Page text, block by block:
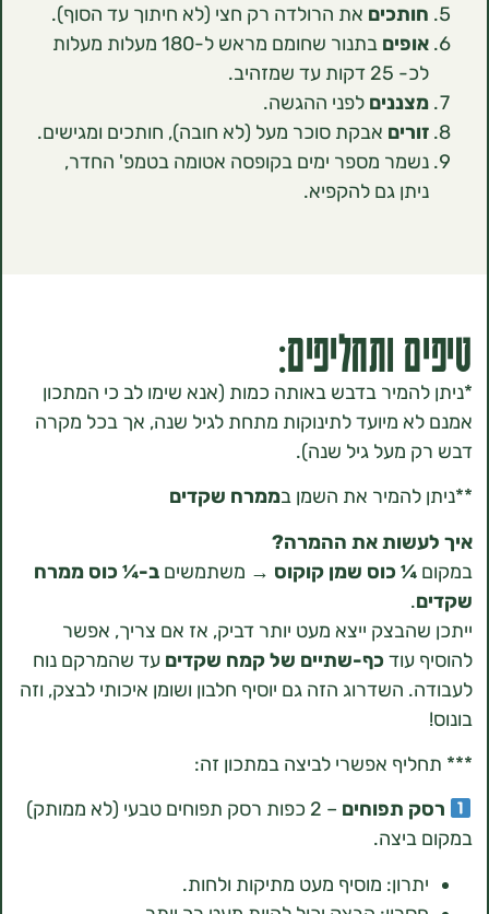
את הרולדה רק חצי (לא חיתוך עד הסוף).
בתנור שחומם מראש ל-180 מעלות מעלות
לפני ההגשה.
אבקת סוכר מעל (לא חובה), חותכים ומגישים.
מספר ימים בקופסה אטומה בטמפ' החדר,
גם להקפיא.
ותחליפים:
בדבש באותה כמות (אנא שימו לב כי המתכון
מיועד לתינוקות מתחת לגיל שנה, אך בכל מקרה
גיל שנה).
את השמן בממרח שקדים
את ההמרה?
כוס שמן קוקוס→ משתמשיםב-¼ כוס ממרח
ייצא מעט יותר דביק, אז אם צריך, אפשר
כף-שתיים של קמח שקדיםעד שהמרקם נוח
הזה גם יוסיף חלבון ושומן איכותי לבצק, וזה
אפשרי לביצה במתכון זה:
תפוחים
– 2 כפות רסק תפוחים טבעי (לא ממותק)
מוסיף מעט מתיקות ולחות.